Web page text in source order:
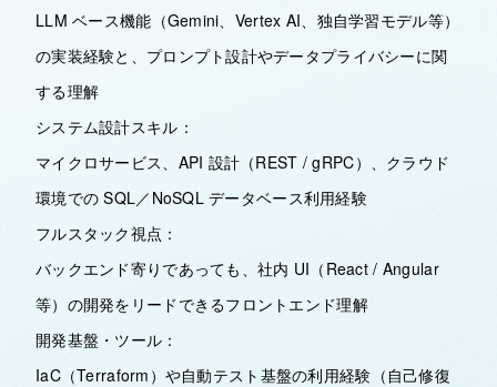
LLM ベース機能（Gemini、Vertex AI、独自学習モデル等）
の実装経験と、プロンプト設計やデータプライバシーに関
する理解
システム設計スキル：
マイクロサービス、API 設計（REST / gRPC）、クラウド
環境での SQL／NoSQL データベース利用経験
フルスタック視点：
バックエンド寄りであっても、社内 UI（React / Angular
等）の開発をリードできるフロントエンド理解
開発基盤・ツール：
IaC（Terraform）や自動テスト基盤の利用経験（自己修復